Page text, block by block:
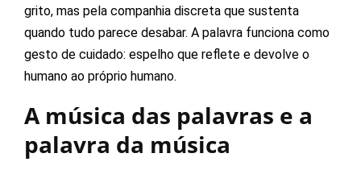
grito, mas pela companhia discreta que sustenta
quando tudo parece desabar. A palavra funciona como
gesto de cuidado: espelho que reflete e devolve o
humano ao próprio humano.
A música das palavras e a
palavra da música